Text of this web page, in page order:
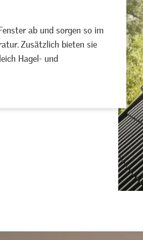
Bedienung oder das
Und zusätzlich profitieren
für höchsten